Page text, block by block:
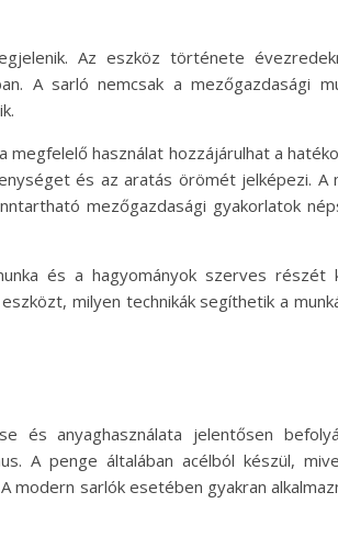
Az eszköz története
A sarló nemcsak a mezőgazdasági
használat hozzájárulhat a
és az aratás örömét jelképezi. A
mezőgazdasági gyakorlatok
és a hagyományok szerves részét
milyen technikák segíthetik a
anyaghasználata jelentősen
A penge általában acélból készül,
sarlók esetében gyakran